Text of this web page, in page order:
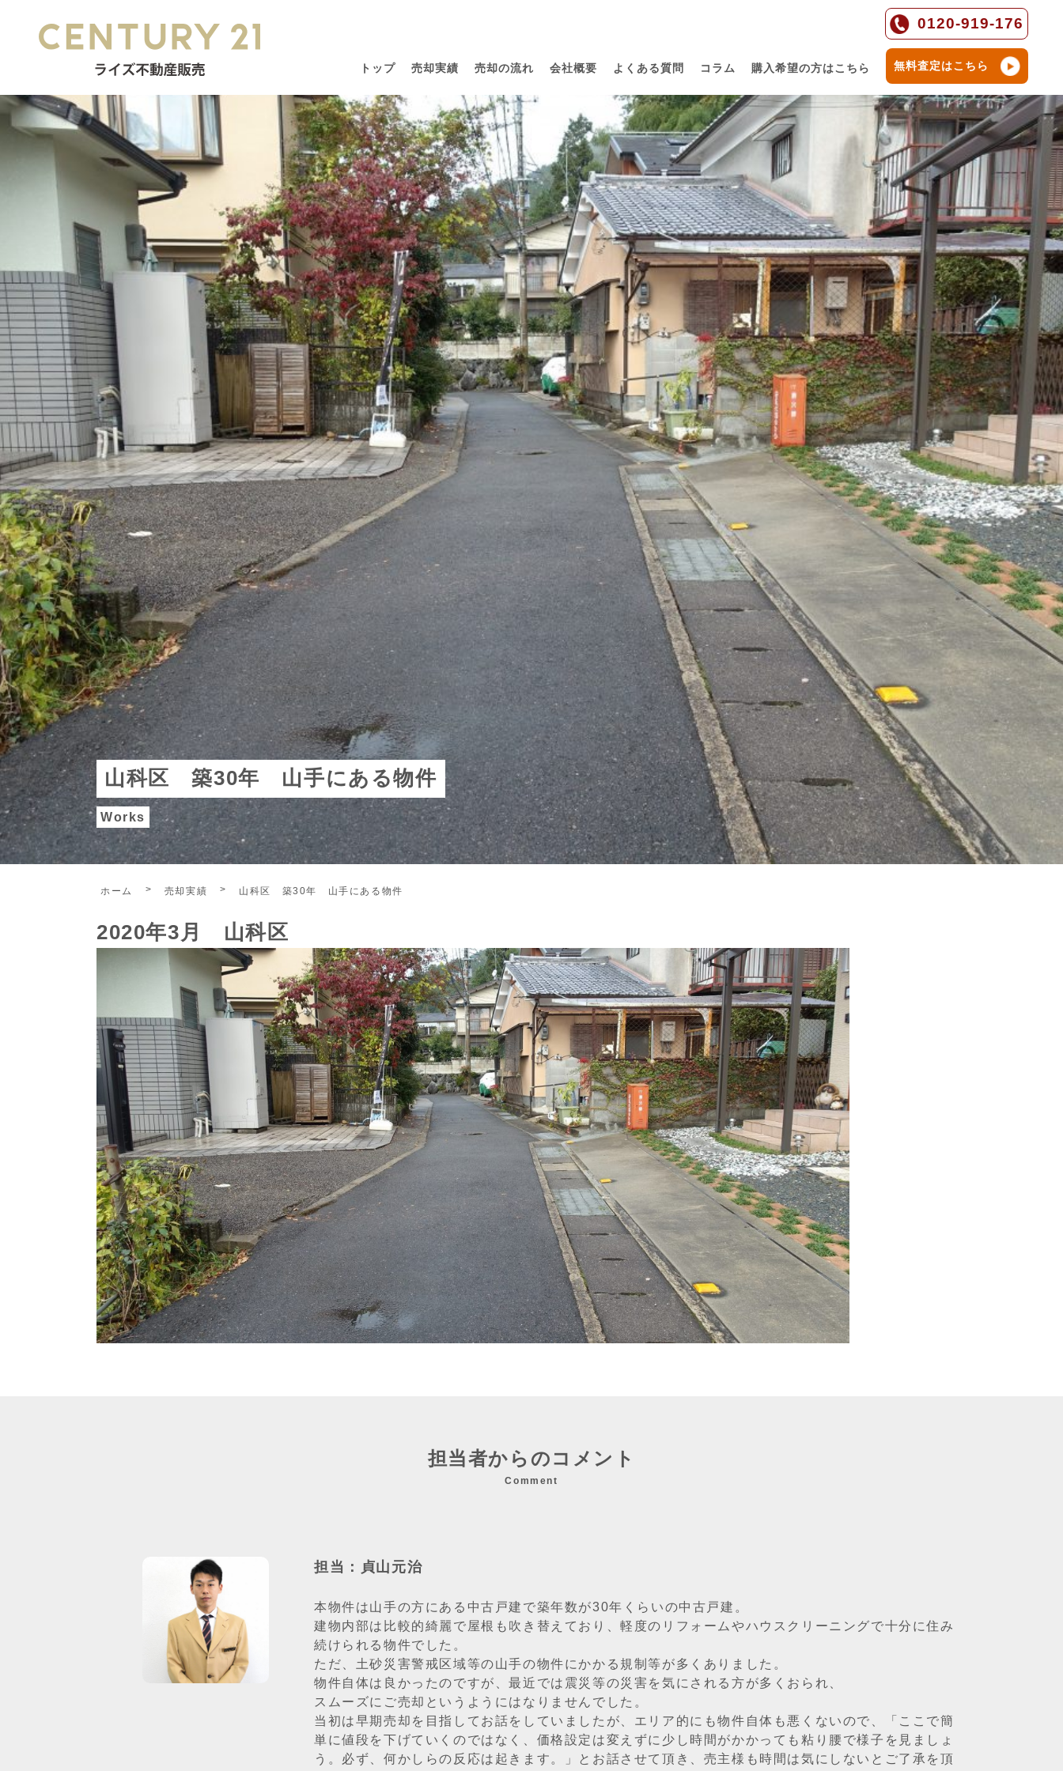
0120-919-176
トップ 売却実績 売却の流れ 会社概要 よくある質問 コラム 購入希望の方はこちら 無料査定はこちら
山科区 築30年 山手にある物件
Works
ホーム 売却実績 山科区 築30年 山手にある物件
2020年3月 山科区
担当者からのコメント
Comment
担当：貞山元治
本物件は山手の方にある中古戸建で築年数が30年くらいの中古戸建。
建物内部は比較的綺麗で屋根も吹き替えており、軽度のリフォームやハウスクリーニングで十分に住み
続けられる物件でした。
ただ、土砂災害警戒区域等の山手の物件にかかる規制等が多くありました。
物件自体は良かったのですが、最近では震災等の災害を気にされる方が多くおられ、
スムーズにご売却というようにはなりませんでした。
当初は早期売却を目指してお話をしていましたが、エリア的にも物件自体も悪くないので、「ここで簡
単に値段を下げていくのではなく、価格設定は変えずに少し時間がかかっても粘り腰で様子を見ましょ
う。必ず、何かしらの反応は起きます。」とお話させて頂き、売主様も時間は気にしないとご了承を頂